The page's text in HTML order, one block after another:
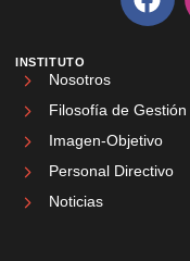
INSTITUTO
Nosotros
Filosofía de Gestión
Imagen-Objetivo
Personal Directivo
Noticias